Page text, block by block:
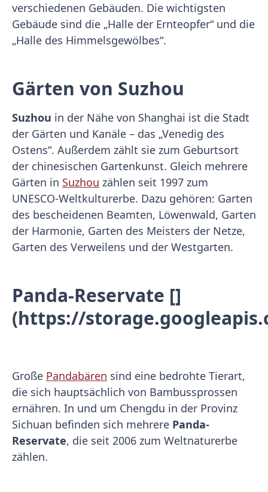
verschiedenen Gebäuden. Die wichtigsten
Gebäude sind die „Halle der Ernteopfer“ und die
„Halle des Himmelsgewölbes“.
Gärten von Suzhou
Suzhou in der Nähe von Shanghai ist die Stadt
der Gärten und Kanäle – das „Venedig des
Ostens“. Außerdem zählt sie zum Geburtsort
der chinesischen Gartenkunst. Gleich mehrere
Gärten in Suzhou zählen seit 1997 zum
UNESCO-Weltkulturerbe. Dazu gehören: Garten
des bescheidenen Beamten, Löwenwald, Garten
der Harmonie, Garten des Meisters der Netze,
Garten des Verweilens und der Westgarten.
Panda-Reservate []
(https://
Große Pandabären sind eine bedrohte Tierart,
die sich hauptsächlich von Bambussprossen
ernähren. In und um Chengdu in der Provinz
Sichuan befinden sich mehrere Panda-
Reservate, die seit 2006 zum Weltnaturerbe
zählen.